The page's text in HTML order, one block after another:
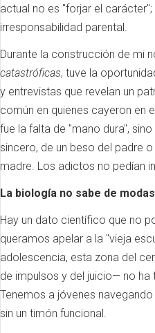
actual no es "forjar el carácter";
irresponsabilidad parental.
Durante la construcción de mi
catastróficas, tuve la
y entrevistas que revelan un
común en quienes cayeron en
fue la falta de "mano dura",
sincero, de un beso del padre
madre. Los adictos no pedían
La biología no sabe de modas
Hay un dato científico que no
queramos apelar a la "vieja
adolescencia, esta zona del
de impulsos y del juicio— no ha
Tenemos a jóvenes
sin un timón funcional.